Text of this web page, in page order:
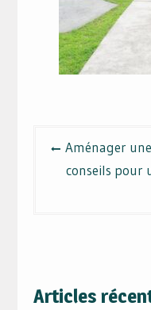
Aménager
conseils pour
Articles